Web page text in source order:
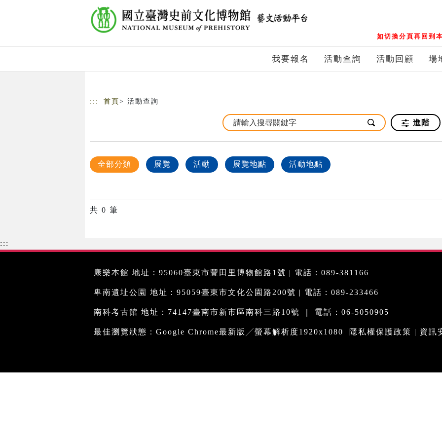
如切換分頁再回到
我要報名 活動查詢 活動回顧 場
::: 首頁 > 活動查詢
進階
全部分類 展覽 活動 展覽地點 活動地點
共 0 筆
:::
康樂本館 地址：95060臺東市豐田里博物館路1號 | 電話：089-381166
卑南遺址公園 地址：95059臺東市文化公園路200號 | 電話：089-233466
南科考古館 地址：74147臺南市新市區南科三路10號 ｜ 電話：06-5050905
最佳瀏覽狀態：Google Chrome最新版╱螢幕解析度1920x1080 隱私權保護政策 | 資訊